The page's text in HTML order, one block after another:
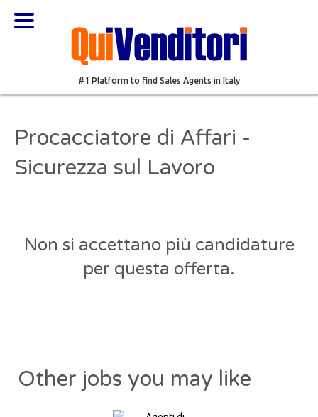
#1 Platform to find Sales Agents in Italy
Procacciatore di Affari -
Sicurezza sul Lavoro
Non si accettano più candidature
per questa offerta.
Other jobs you may like